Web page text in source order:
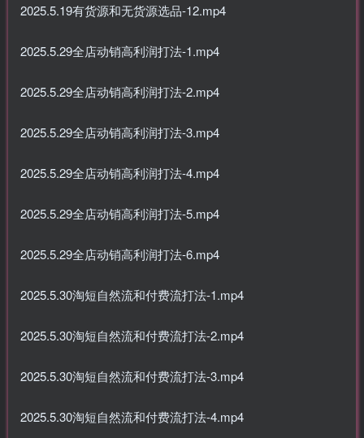
2025.5.19有货源和无货源选品-12.mp4
2025.5.29全店动销高利润打法-1.mp4
2025.5.29全店动销高利润打法-2.mp4
2025.5.29全店动销高利润打法-3.mp4
2025.5.29全店动销高利润打法-4.mp4
2025.5.29全店动销高利润打法-5.mp4
2025.5.29全店动销高利润打法-6.mp4
2025.5.30淘短自然流和付费流打法-1.mp4
2025.5.30淘短自然流和付费流打法-2.mp4
2025.5.30淘短自然流和付费流打法-3.mp4
2025.5.30淘短自然流和付费流打法-4.mp4